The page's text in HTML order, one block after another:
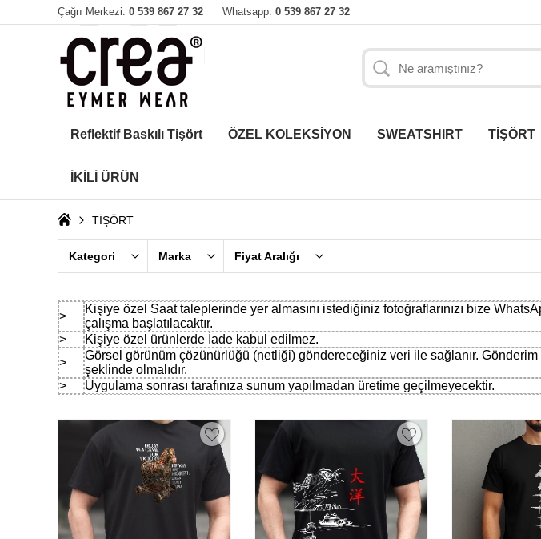
Çağrı Merkezi: 0 539 867 27 32 Whatsapp: 0 539 867 27 32
Reflektif Baskılı Tişört ÖZEL KOLEKSİYON SWEATSHIRT TİŞÖRT
İKİLİ ÜRÜN
TİŞÖRT
Kategori Marka Fiyat Aralığı
>
Kişiye özel Saat taleplerinde yer almasını istediğiniz fotoğraflarınızı bize
çalışma başlatılacaktır.
>
Kişiye özel ürünlerde İade kabul edilmez.
>
Görsel görünüm çözünürlüğü (netliği) göndereceğiniz veri ile sağlanır.
şeklinde olmalıdır.
>
Uygulama sonrası tarafınıza sunum yapılmadan üretime geçilmeyecektir.